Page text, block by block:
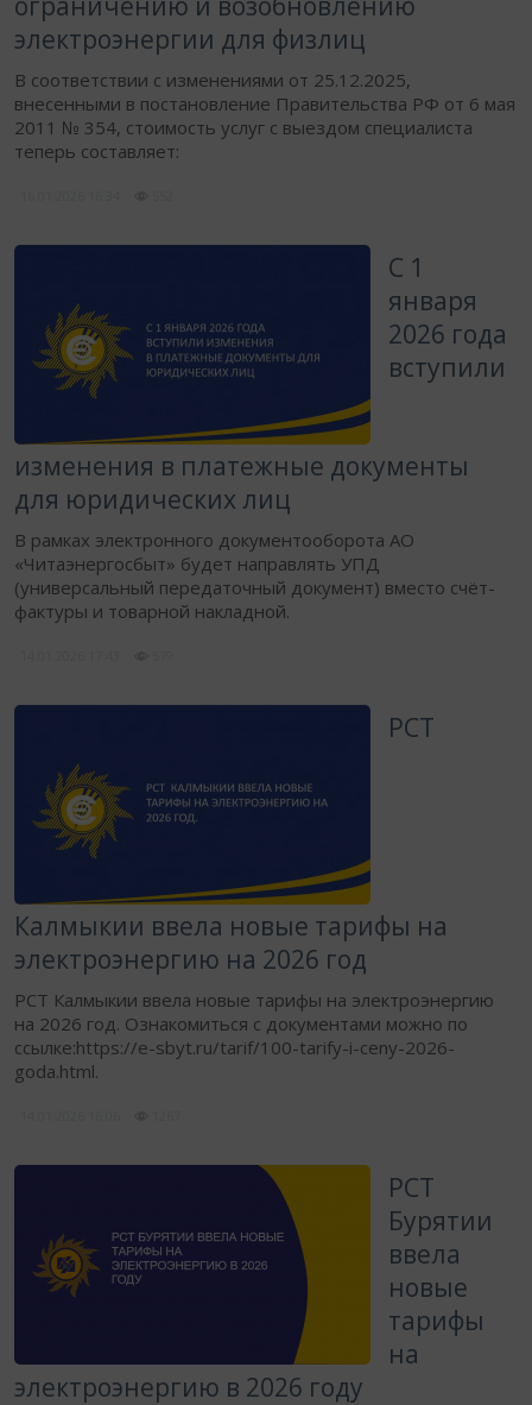
электроэнергии для физлиц
В соответствии с изменениями от 25.12.2025,
внесенными в постановление Правительства РФ от 6 мая
2011 № 354, стоимость услуг с выездом специалиста
теперь составляет:
​С 1
января
2026 года
вступили
изменения в платежные документы
для юридических лиц
В рамках электронного документооборота АО
«Читаэнергосбыт» будет направлять УПД
(универсальный передаточный документ) вместо счёт-
фактуры и товарной накладной.
РСТ
Калмыкии ввела новые тарифы на
электроэнергию на 2026 год
РСТ Калмыкии ввела новые тарифы на электроэнергию
на 2026 год. Ознакомиться с документами можно по
ссылке:https://e-sbyt.ru/tarif/100-tarify-i-ceny-2026-
goda.html.
​РСТ
Бурятии
ввела
новые
тарифы
на
электроэнергию в 2026 году